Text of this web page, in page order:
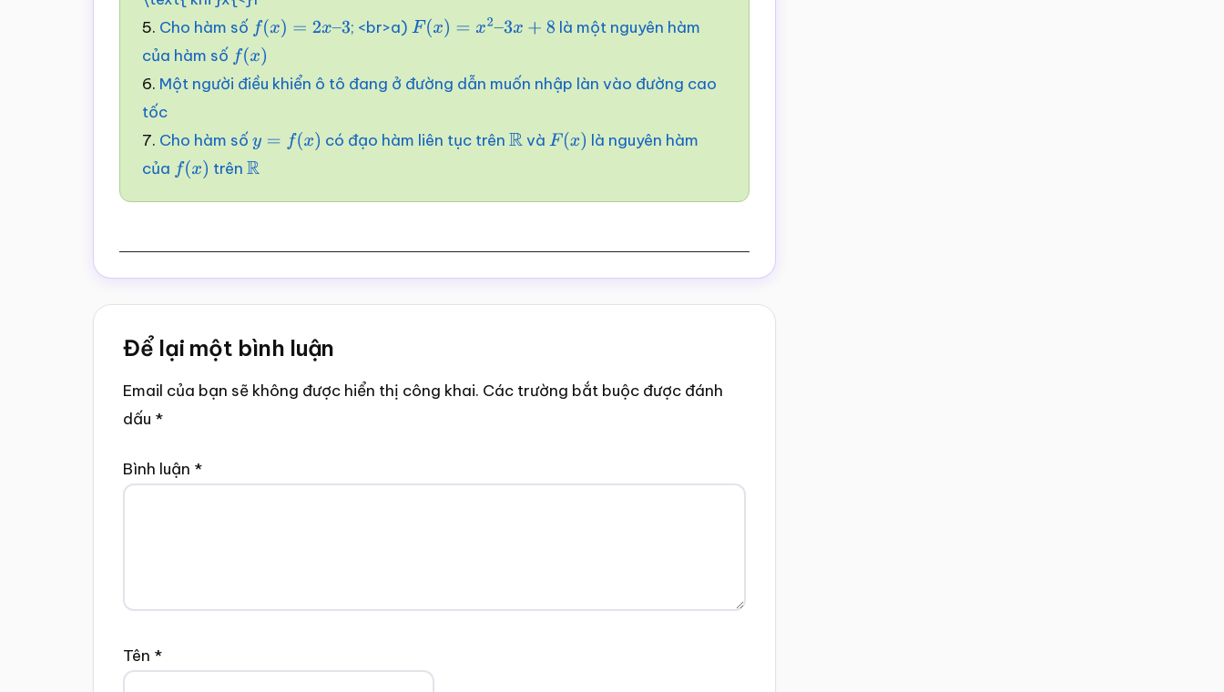
5. Cho hàm số f(x)= 2x –3 ; <br>a)F(x)= x2 –3x+8
là một nguyên hàm
của hàm số f(x)
6. Một người điều khiển ô tô đang ở đường dẫn muốn nhập làn vào đường cao
tốc
7. Cho hàm số y =f( x) có đạo hàm liên tục trên Rvà F(x) là nguyên hàm
của f(x) trên R
Reader
Interactions
Để lại một bình luận
Email của bạn sẽ không được hiển thị công khai. Các trường bắt buộc được đánh
dấu *
Bình luận *
Tên *